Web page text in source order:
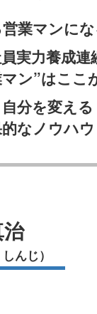
業マンに
実力養成
ン”はここ
分を変え
なノウハ
んじ）